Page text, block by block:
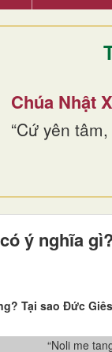
Chúa Nhật
“Cứ yên
ý nghĩa gì?
Tại sao Đức